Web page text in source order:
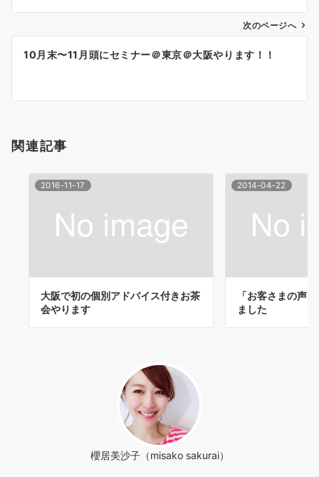
ゲ
シ
ン
次のページへ
10月末〜11月頭にセミナー＠東京＠大阪やります！！
関連記事
2016-11-17
大阪で初の個別アドバイス付きお茶
会やります
2014-04-22
「お客さまの声
ました
櫻居美沙子（misako sakurai）